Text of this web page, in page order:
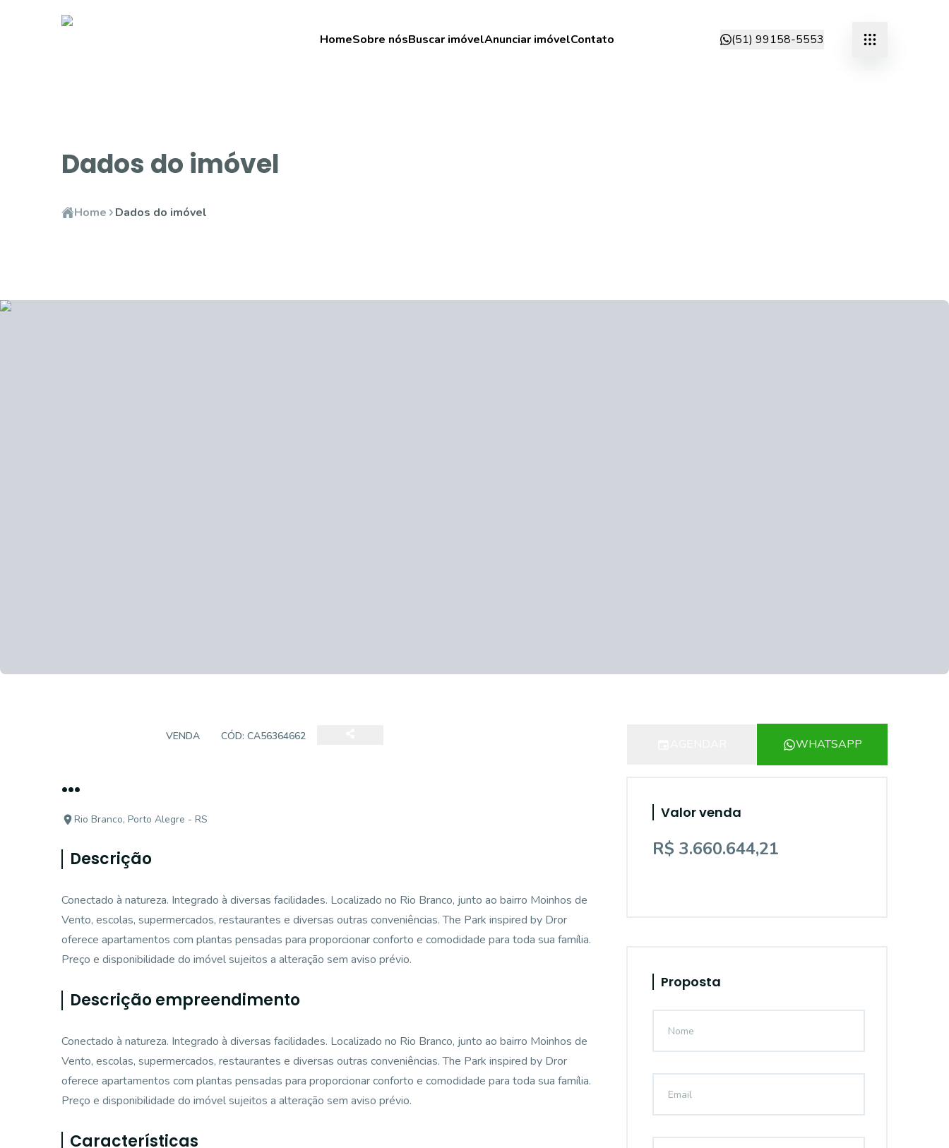
HomeSobre nósBuscar imóvelAnunciar imóvelContato (51) 99158-5553
Dados do imóvel
Home Dados do imóvel
VENDA CÓD: CA56364662
...
Rio Branco, Porto Alegre - RS
Descrição
Conectado à natureza. Integrado à diversas facilidades. Localizado no Rio Branco, junto ao bairro Moinhos de
Vento, escolas, supermercados, restaurantes e diversas outras conveniências. The Park inspired by Dror
oferece apartamentos com plantas pensadas para proporcionar conforto e comodidade para toda sua família.
Preço e disponibilidade do imóvel sujeitos a alteração sem aviso prévio.
Descrição empreendimento
Conectado à natureza. Integrado à diversas facilidades. Localizado no Rio Branco, junto ao bairro Moinhos de
Vento, escolas, supermercados, restaurantes e diversas outras conveniências. The Park inspired by Dror
oferece apartamentos com plantas pensadas para proporcionar conforto e comodidade para toda sua família.
Preço e disponibilidade do imóvel sujeitos a alteração sem aviso prévio.
Características
WHATSAPP
Valor venda
R$ 3.660.644,21
Proposta